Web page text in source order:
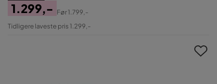
Pris
1.299,-
Original
Før1.799,-
Tidligere laveste pris 1.299,-